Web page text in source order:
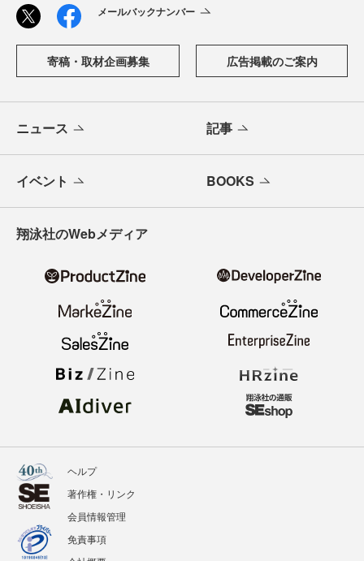
メールバックナンバー
寄稿・取材企画募集 広告掲載のご案内
ニュース 記事
イベント BOOKS
翔泳社のWebメディア
ヘルプ
著作権・リンク
会員情報管理
免責事項